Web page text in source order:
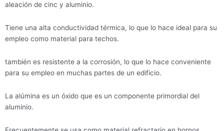
aleación de cinc y aluminio.
Tiene una alta conductividad térmica, lo que lo hace ideal para su
empleo como material para techos.
también es resistente a la corrosión, lo que lo hace conveniente
para su empleo en muchas partes de un edificio.
La alúmina es un óxido que es un componente primordial del
aluminio.